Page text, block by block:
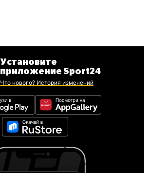
Установите
приложение Sport24
Что нового? История изменений